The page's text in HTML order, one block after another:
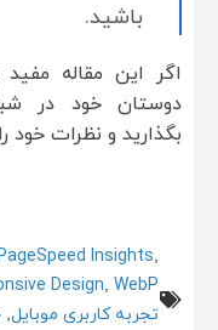
باشید.
اگر این مقاله
دوستان خود در
بگذارید و نظرات خود
Insights
Design WebP تصاویر
تجربه کاربری موبایل